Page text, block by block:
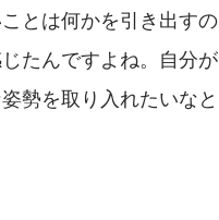
とは何かを引き出すの
たんですよね。自分が
勢を取り入れたいなと